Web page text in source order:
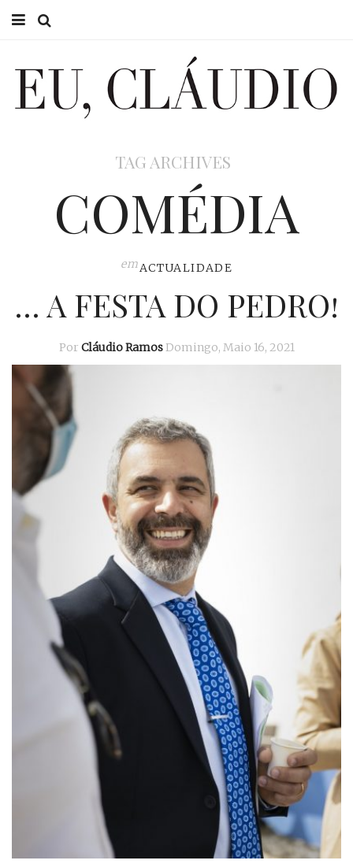
EU CLÁUDIO
EU, PAI
TAG ARCHIVES
COMÉDIA
emACTUALIDADE
… A FESTA DO PEDRO!
Por Cláudio RamosDomingo, Maio 16, 2021